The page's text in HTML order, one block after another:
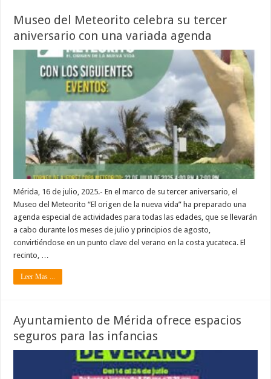
Museo del Meteorito celebra su tercer
aniversario con una variada agenda
Mérida, 16 de julio, 2025.- En el marco de su tercer aniversario, el
Museo del Meteorito “El origen de la nueva vida” ha preparado una
agenda especial de actividades para todas las edades, que se llevarán
a cabo durante los meses de julio y principios de agosto,
convirtiéndose en un punto clave del verano en la costa yucateca. El
recinto, …
Leer Mas ...
Ayuntamiento de Mérida ofrece espacios
seguros para las infancias